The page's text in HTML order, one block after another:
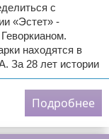
с
«Эстет» -
находятся в
За 28 лет истории
Подробнее